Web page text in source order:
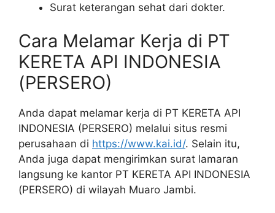
Surat keterangan sehat dari dokter.
Cara Melamar Kerja di PT
KERETA API INDONESIA
(PERSERO)
Anda dapat melamar kerja di PT KERETA API
INDONESIA (PERSERO) melalui situs resmi
perusahaan di https://www.kai.id/. Selain itu,
Anda juga dapat mengirimkan surat lamaran
langsung ke kantor PT KERETA API INDONESIA
(PERSERO) di wilayah Muaro Jambi.